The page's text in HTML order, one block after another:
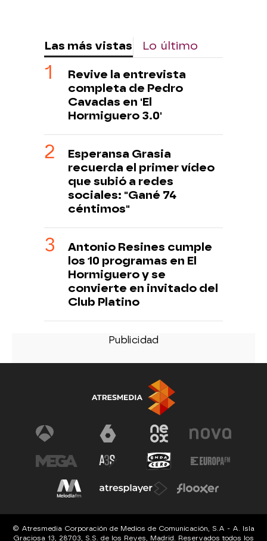
Las más vistas Lo último
Revive la entrevista
completa de Pedro
Cavadas en 'El
Hormiguero 3.0'
Esperansa Grasia
recuerda el primer vídeo
que subió a redes
sociales: "Gané 74
céntimos"
Antonio Resines cumple
los 10 programas en El
Hormiguero y se
convierte en invitado del
Club Platino
© Atresmedia Corporación de Medios de Comunicación, S.A - A. Isla
Graciosa 13, 28703, S.S. de los Reyes, Madrid. Reservados todos los